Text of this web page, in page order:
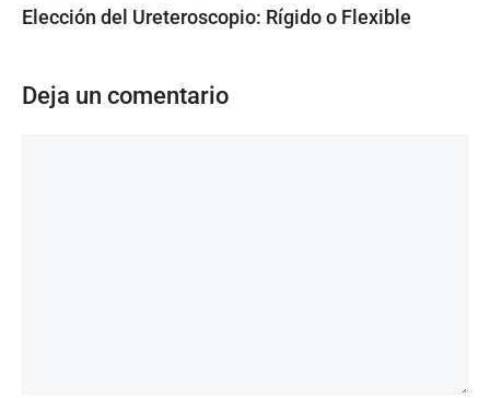
Elección del Ureteroscopio: Rígido o Flexible
Deja un comentario